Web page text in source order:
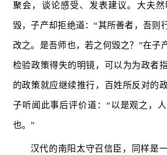
聚会，谈论感受、发表建议。大夫
毁，子产却拒绝道：“其所善者，吾则
改之。是吾师也，若之何毁之？”在子
检验政策得失的明镜，可以为为政者
的政策就应继续推行，百姓所反对的
子听闻此事后评价道：“以是观之，
也。”
汉代的南阳太守召信臣，同样是